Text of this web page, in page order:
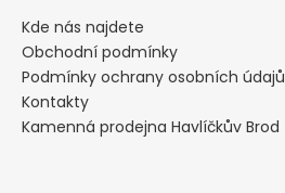
Kde nás najdete
Obchodní podmínky
Podmínky ochrany osobních údajů
Kontakty
Kamenná prodejna Havlíčkův Brod